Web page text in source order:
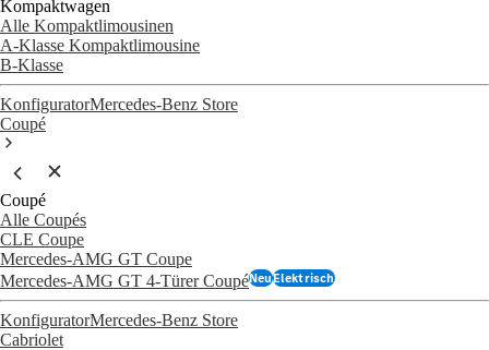
Kompaktwagen
Alle Kompaktlimousinen
A-Klasse Kompaktlimousine
B-Klasse
KonfiguratorMercedes-Benz Store
Coupé
Coupé
Alle Coupés
CLE Coupe
Mercedes-AMG GT Coupe
Mercedes-AMG GT 4-Türer CoupéNeuElektrisch
KonfiguratorMercedes-Benz Store
Cabriolet